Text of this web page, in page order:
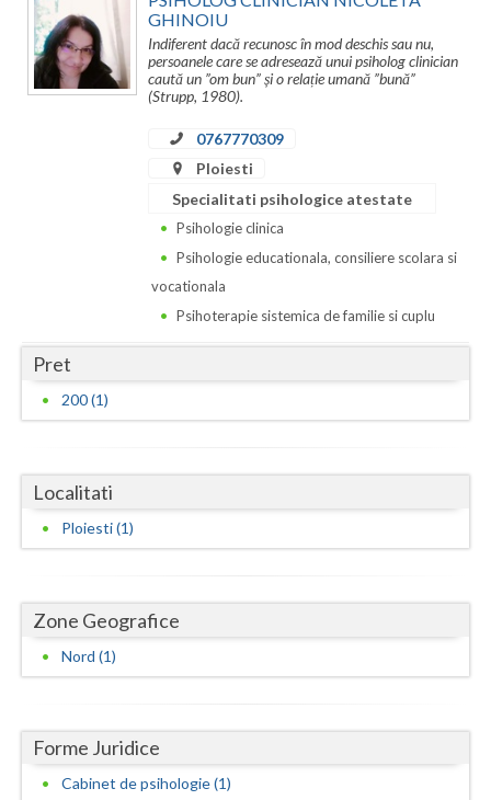
Buzau
Calarasi
Galati
Giurgiu
Harghita
Ialomita
Iasi
Maramures
Mehedinti
GHINOIU
Indiferent dacă recunosc în mod deschis sau nu,
persoanele care se adresează unui psiholog clinician
caută un ”om bun” și o relație umană ”bună”
(Strupp, 1980).
0767770309
Ploiesti
Specialitati psihologice atestate
Psihologie clinica
Psihologie educationala, consiliere scolara si
vocationala
Psihoterapie sistemica de familie si cuplu
Pret
200 (1)
Localitati
Ploiesti (1)
Zone Geografice
Nord (1)
Forme Juridice
Cabinet de psihologie (1)